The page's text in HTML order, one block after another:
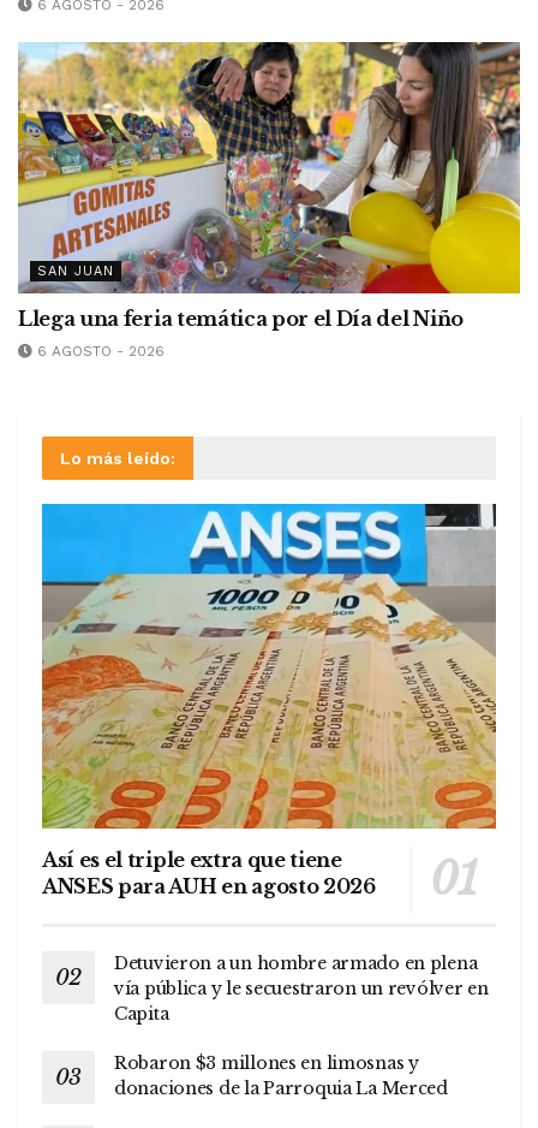
6 AGOSTO - 2026
SAN JUAN
Llega una feria temática por el Día del Niño
6 AGOSTO - 2026
Lo más leído:
Así es el triple extra que tiene
ANSES para AUH en agosto 2026
Detuvieron a un hombre armado en plena
vía pública y le secuestraron un revólver en
Capita
Robaron $3 millones en limosnas y
donaciones de la Parroquia La Merced